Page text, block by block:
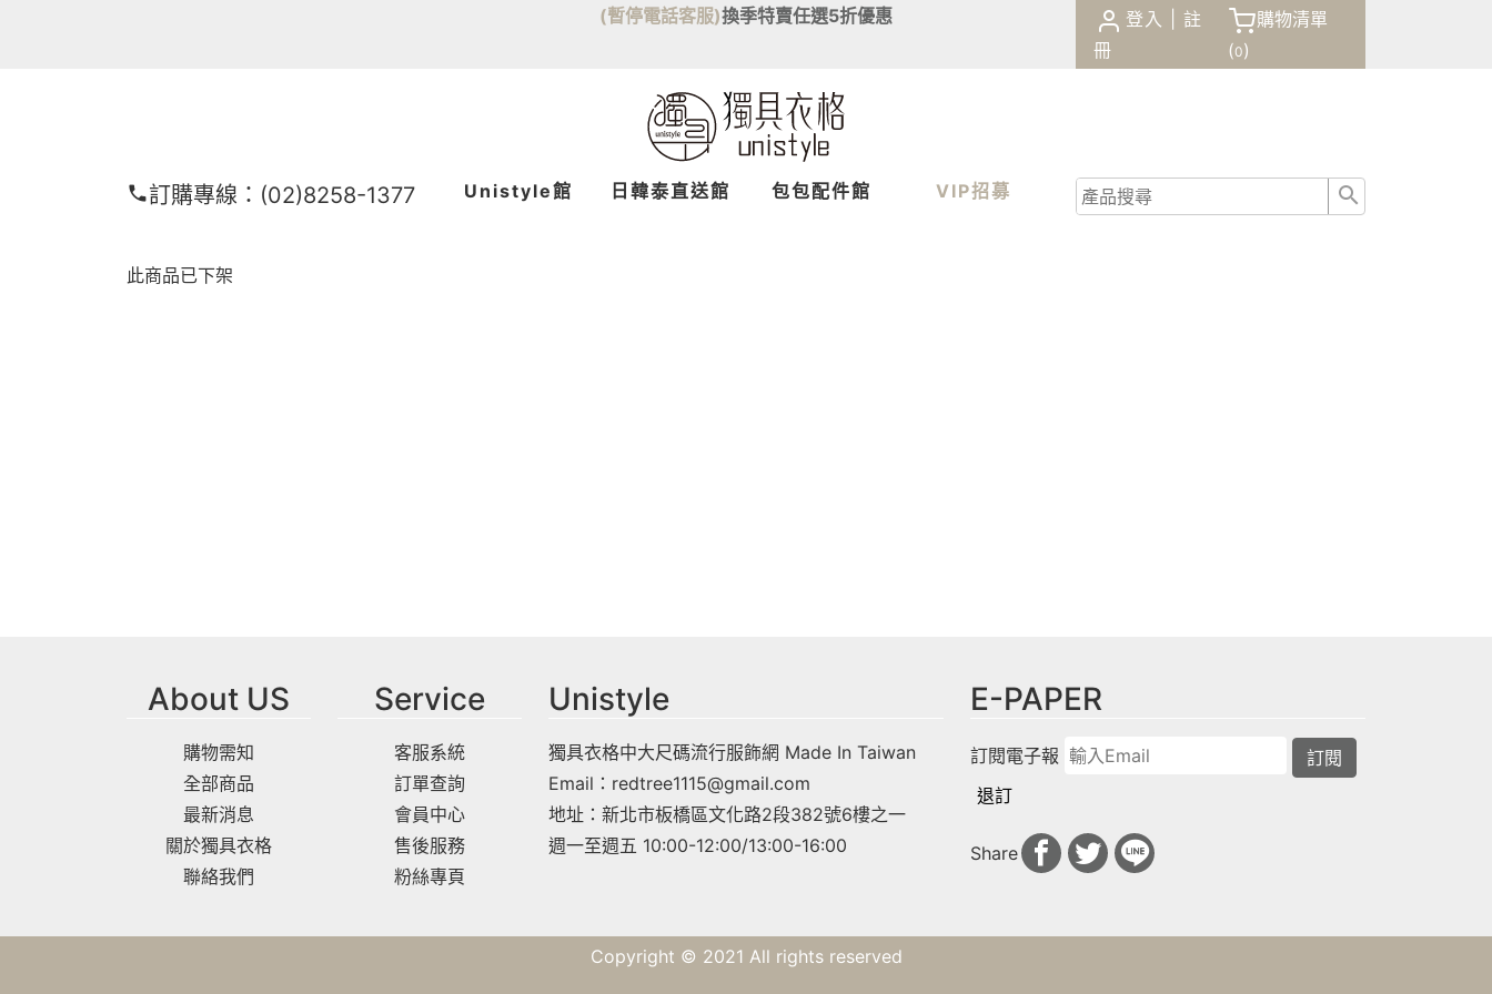
(暫停電話客服)換季特賣任選5折優惠 登入
註
冊
購物清單
(0)
訂購專線： (02)8258-1377 Unistyle館 日韓泰直送館 包包配件館 VIP招募
此商品已下架
About US
購物需知
全部商品
最新消息
關於獨具衣格
聯絡我們
Service
客服系統
訂單查詢
會員中心
售後服務
粉絲專頁
Unistyle
獨具衣格中大尺碼流行服飾網 Made In Taiwan
Email： redtree1115@gmail.com
地址：新北市板橋區文化路2段382號6樓之一
週一至週五 10:00-12:00/13:00-16:00
E-PAPER
訂閱電子報
訂閱
退訂
Share
Copyright © 2021 All rights reserved